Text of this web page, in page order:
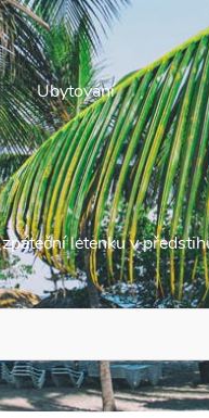
Ubytování
letenku v